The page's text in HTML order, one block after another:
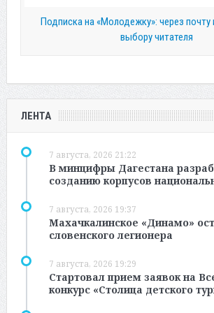
Подписка на «Молодежку»: через почту
выбору читателя
ЛЕНТА
7 августа, 2026 21:22
В минцифры Дагестана
созданию корпусов
7 августа, 2026 19:37
Махачкалинское «Динамо»
словенского легионера
7 августа, 2026 19:29
Стартовал прием заявок на
конкурс «Столица детского